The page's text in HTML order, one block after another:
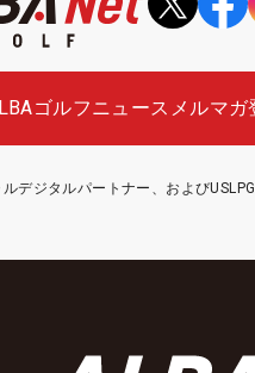
ゴルフニュース メルマ
デジタルパートナー、および